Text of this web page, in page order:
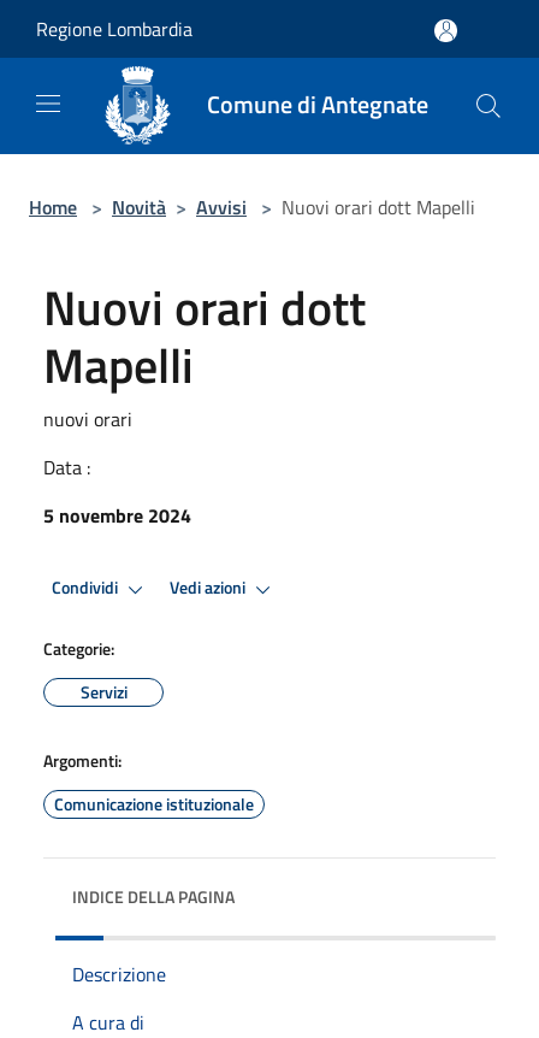
Regione Lombardia
Comune di Antegnate
Home > Novità > Avvisi > Nuovi orari dott Mapelli
Nuovi orari dott
Mapelli
nuovi orari
Data :
5 novembre 2024
Condividi Vedi azioni
Categorie:
Servizi
Argomenti:
Comunicazione istituzionale
INDICE DELLA PAGINA
Descrizione
A cura di